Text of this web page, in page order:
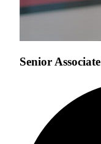
Senior Associate